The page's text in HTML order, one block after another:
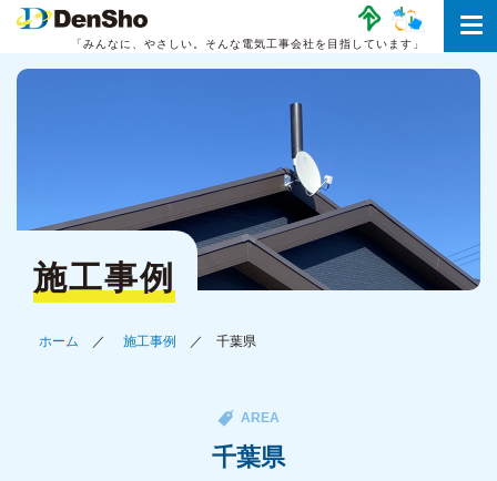
「みんなに、やさしい。 そんな電気工事会社を目指しています」
施工事例
ホーム 施工事例 千葉県
AREA
千葉県